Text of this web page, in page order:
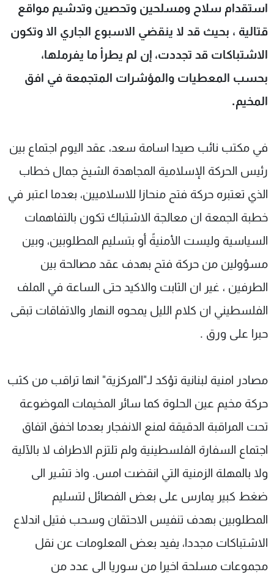
استقدام سلاح ومسلحين وتحصين وتدشيم مواقع
قتالية ، بحيث قد لا ينقضي الاسبوع الجاري الا وتكون
الاشتباكات قد تجددت، إن لم يطرأ ما يفرملها،
بحسب المعطيات والمؤشرات المتجمعة في افق
المخيم.
في مكتب نائب صيدا اسامة سعد، عقد اليوم اجتماع بين
رئيس الحركة الإسلامية المجاهدة الشيخ جمال خطاب
الذي تعتبره حركة فتح منحازا للاسلاميين، بعدما اعتبر في
خطبة الجمعة ان معالجة الاشتباك تكون بالتفاهمات
السياسية وليست الأمنيةً أو بتسليم المطلوبين، وبين
مسؤولين من حركة فتح بهدف عقد مصالحة بين
الطرفين ، غير ان الثابت والاكيد حتى الساعة في الملف
الفلسطيني ان كلام الليل يمحوه النهار والاتفاقات تبقى
حبرا على ورق .
مصادر امنية لبنانية تؤكد لـ"المركزية" انها تراقب من كثب
حركة مخيم عين الحلوة كما سائر المخيمات الموضوعة
تحت المراقبة الدقيقة لمنع الانفجار بعدما اخفق اتفاق
اجتماع السفارة الفلسطينية ولم تلتزم الاطراف لا بالآلية
ولا بالمهلة الزمنية التي انقضت امس. واذ تشير الى
ضغط كبير يمارس على بعض الفصائل لتسليم
المطلوبين بهدف تنفيس الاحتقان وسحب فتيل اندلاع
الاشتباكات مجددا، يفيد بعض المعلومات عن نقل
مجموعات مسلحة اخيرا من سوريا الى عدد من